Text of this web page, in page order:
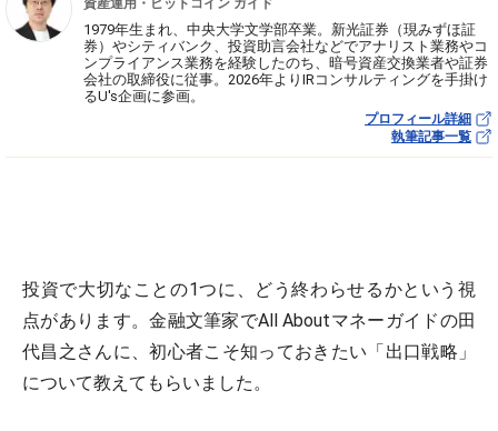
資産運用・ビットコイン ガイド
1979年生まれ、中央大学文学部卒業。新光証券（現みずほ証
券）やシティバンク、投資助言会社などでアナリスト業務やコ
ンプライアンス業務を経験したのち、暗号資産交換業者や証券
会社の取締役に従事。2026年よりIRコンサルティングを手掛け
るU's企画に参画。
プロフィール詳細
執筆記事一覧
投資で大切なことの1つに、どう終わらせるかという視
点があります。金融文筆家でAll Aboutマネーガイドの田
代昌之さんに、初心者こそ知っておきたい「出口戦略」
について教えてもらいました。